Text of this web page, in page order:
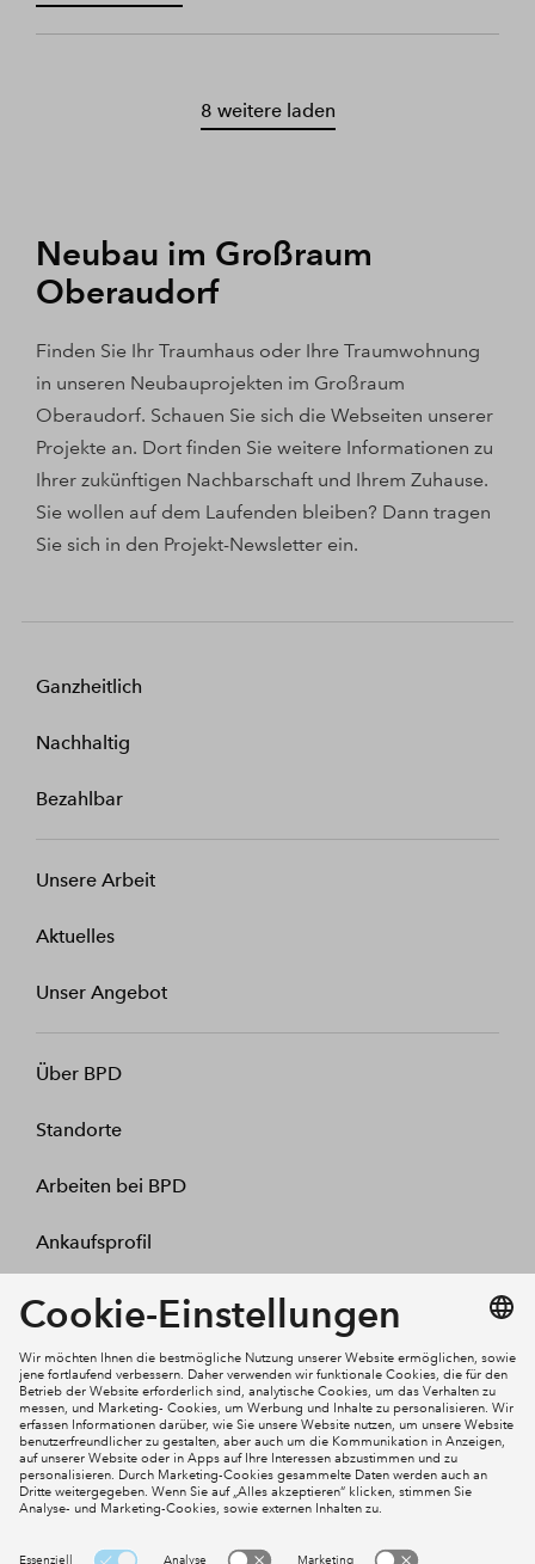
8 weitere laden
Neubau im Großraum
Oberaudorf
Finden Sie Ihr Traumhaus oder Ihre Traumwohnung
in unseren Neubauprojekten im Großraum
Oberaudorf. Schauen Sie sich die Webseiten unserer
Projekte an. Dort finden Sie weitere Informationen zu
Ihrer zukünftigen Nachbarschaft und Ihrem Zuhause.
Sie wollen auf dem Laufenden bleiben? Dann tragen
Sie sich in den Projekt-Newsletter ein.
Ganzheitlich
Nachhaltig
Bezahlbar
Unsere Arbeit
Aktuelles
Unser Angebot
Über BPD
Standorte
Arbeiten bei BPD
Ankaufsprofil
Kontakt
Mein Konto
Social Media